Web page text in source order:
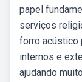
papel
serviços
forro acústico
internos e
ajudando